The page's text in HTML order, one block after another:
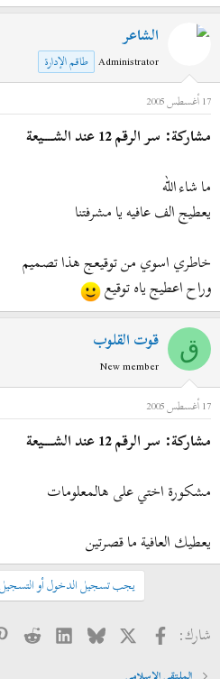
الشاعر
Administrator طاقم الإدارة
17 أغسطس 2005
مشاركة: سر الرقم 12 عند الشــــيعة
ما شاء الله
يعطيج الف عافيه يا مشرفتنا
خاطري اسوي من توقيعج هذا تصميم
وراح اعطيج ياه توقيع
ق قوت القلوب
New member
17 أغسطس 2005
مشاركة: سر الرقم 12 عند الشــــيعة
مشكورة اختي على هالمعلومات
يعطيك العافية ما قصرتين
يجب تسجيل الدخول أو
شارك: فيسبوك
X
Bluesky
LinkedIn